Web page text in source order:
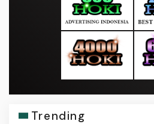
Trending